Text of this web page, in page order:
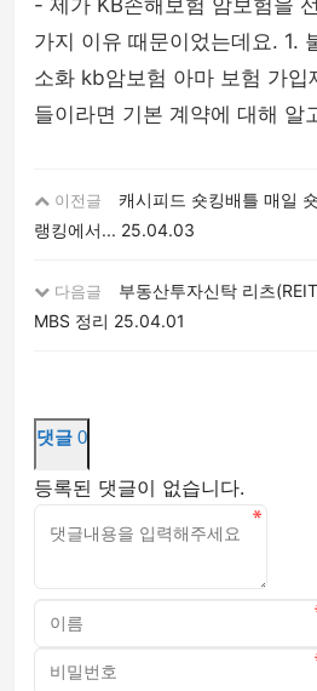
- 제가 KB손해보험 암보험을
가지 이유 때문이었는데요. 1.
소화 kb암보험 아마 보험 가입
들이라면 기본 계약에 대해 알
이전글
캐시피드 숏킹배틀 매일
랭킹에서... 25.04.03
다음글
부동산투자신탁 리츠
MBS 정리 25.04.01
댓글 0
등록된 댓글이 없습니다.